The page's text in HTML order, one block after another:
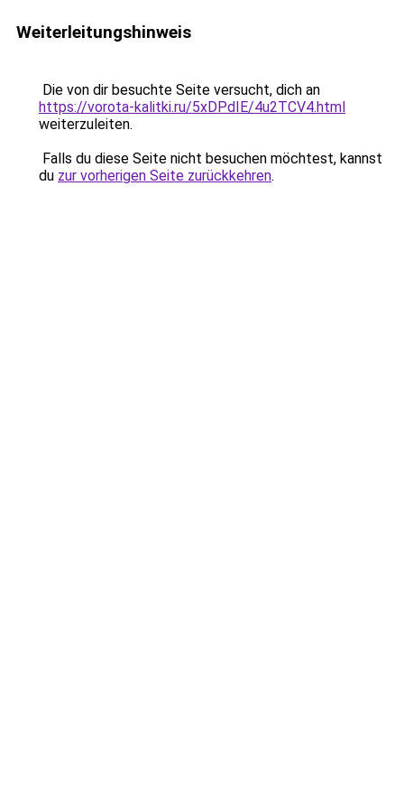
Weiterleitungshinweis
Die von dir besuchte Seite versucht, dich an
https://vorota-kalitki.ru/5xDPdIE/4u2TCV4.html
weiterzuleiten.
Falls du diese Seite nicht besuchen möchtest, kannst
du zur vorherigen Seite zurückkehren.